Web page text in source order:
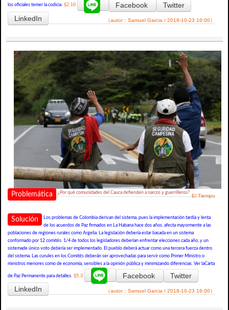
los oficiales temer la codicia. §2.10 Facebook
Twitter
LinkedIn
（autor：Samuel Garcia / 2018-10-23 16:00）
Problemática ¿Por qué comunidades del Cauca defienden a narcos y guerrilleros?
El Tiempo
Solución
Los problemas de Colombia derivan del sistema, pues la implementación tardía y lenta
de los acuerdos de Paz firmados en La Habana hace dos años, afecta mayormente a las
poblaciones de regiones rurales como Argelia. La legislación debería estar basada en un sistema
conformado por 12 comités. 1/4 de todos los legisladores deberían enfrentar elecciones cada año, y un
sistemade único voto debería ser implementado. El pueblo deberá actuar como una tercera fuerza dentro
del sistema. Las curules en los Comités deberán ser aprovechadas para servir como Primer Ministro o
ministros menores como de economía, sensibles a la opinión pública y minimizando diferencias. Ver laCarta
de Paz Permanente para detalles. §5.3 Facebook
Twitter
LinkedIn
（autor：Samuel Garcia / 2018-10-23 16:00）